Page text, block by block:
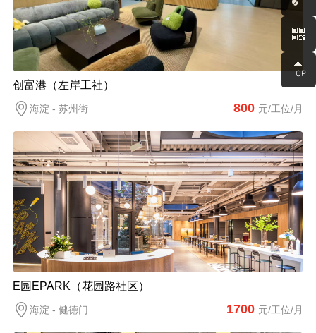
创富港（左岸工社）
海淀 - 苏州街 800 元/工位/月
E园EPARK（花园路社区）
海淀 - 健德门 1700 元/工位/月